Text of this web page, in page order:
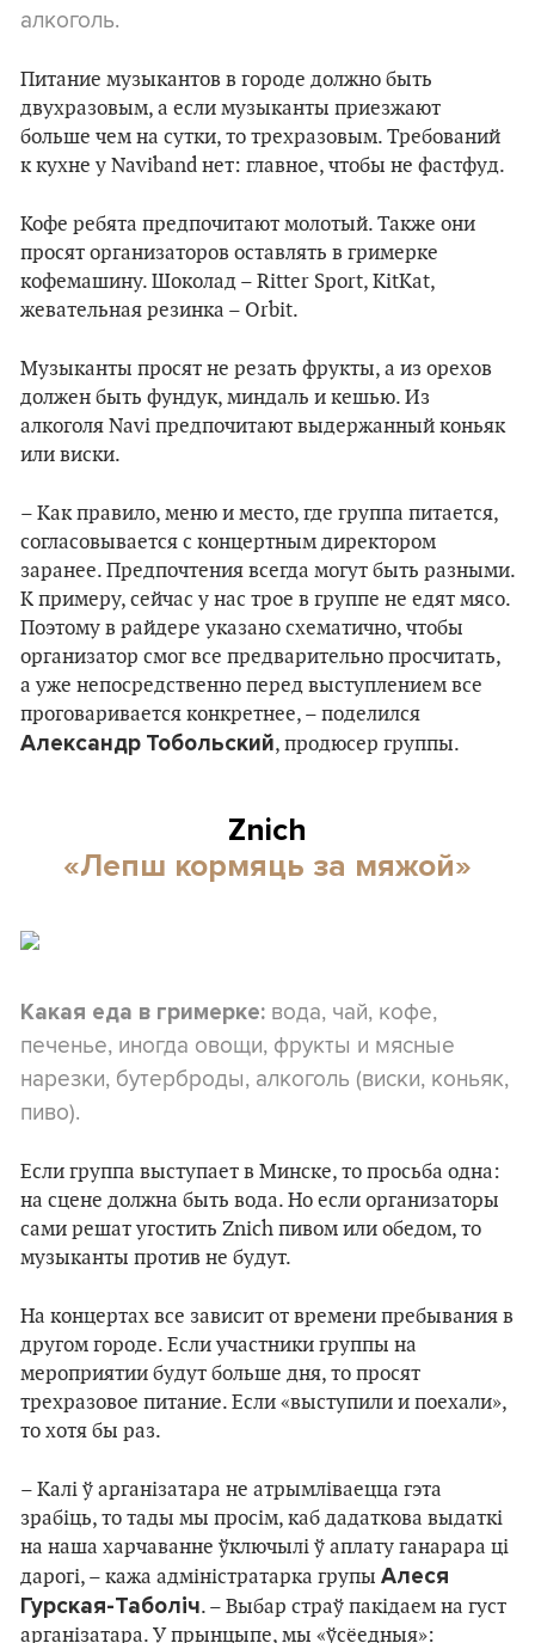
алкоголь.
Питание музыкантов в городе должно быть
двухразовым, а если музыканты приезжают
больше чем на сутки, то трехразовым. Требований
к кухне у Naviband нет: главное, чтобы не фастфуд.
Кофе ребята предпочитают молотый. Также они
просят организаторов оставлять в гримерке
кофемашину. Шоколад – Ritter Sport, KitKat,
жевательная резинка – Orbit.
Музыканты просят не резать фрукты, а из орехов
должен быть фундук, миндаль и кешью. Из
алкоголя Navi предпочитают выдержанный коньяк
или виски.
– Как правило, меню и место, где группа питается,
согласовывается с концертным директором
заранее. Предпочтения всегда могут быть разными.
К примеру, сейчас у нас трое в группе не едят мясо.
Поэтому в райдере указано схематично, чтобы
организатор смог все предварительно просчитать,
а уже непосредственно перед выступлением все
проговаривается конкретнее, – поделился
Александр Тобольский, продюсер группы.
Znich
«Лепш кормяць за мяжой»
Какая еда в гримерке: вода, чай, кофе,
печенье, иногда овощи, фрукты и мясные
нарезки, бутерброды, алкоголь (виски, коньяк,
пиво).
Если группа выступает в Минске, то просьба одна:
на сцене должна быть вода. Но если организаторы
сами решат угостить Znich пивом или обедом, то
музыканты против не будут.
На концертах все зависит от времени пребывания в
другом городе. Если участники группы на
мероприятии будут больше дня, то просят
трехразовое питание. Если «выступили и поехали»,
то хотя бы раз.
– Калі ў арганізатара не атрымліваецца гэта
зрабіць, то тады мы просім, каб дадаткова выдаткі
на наша харчаванне ўключылі ў аплату ганарара ці
дарогі, – кажа адмiнiстратарка групы Алеся
Гурская-Таболіч. – Выбар страў пакідаем на густ
арганізатара. У прынцыпе, мы «ўсёедныя»: